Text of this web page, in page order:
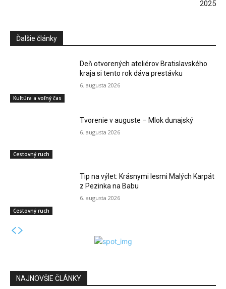
2025
Ďalšie články
Kultúra a voľný čas
Deň otvorených ateliérov Bratislavského
kraja si tento rok dáva prestávku
6. augusta 2026
Cestovný ruch
Tvorenie v auguste – Mlok dunajský
6. augusta 2026
Cestovný ruch
Tip na výlet: Krásnymi lesmi Malých Karpát
z Pezinka na Babu
6. augusta 2026
NAJNOVŠIE ČLÁNKY